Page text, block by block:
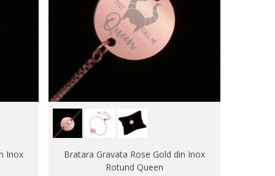
Inox
Bratara Gravata Rose Gold din Inox
Rotund Queen